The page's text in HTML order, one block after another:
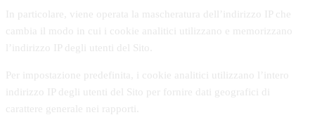
In particolare, viene operata la mascheratura dell’indirizzo IP che
cambia il modo in cui i cookie analitici utilizzano e memorizzano
l’indirizzo IP degli utenti del Sito.
Per impostazione predefinita, i cookie analitici utilizzano l’intero
indirizzo IP degli utenti del Sito per fornire dati geografici di
carattere generale nei rapporti.